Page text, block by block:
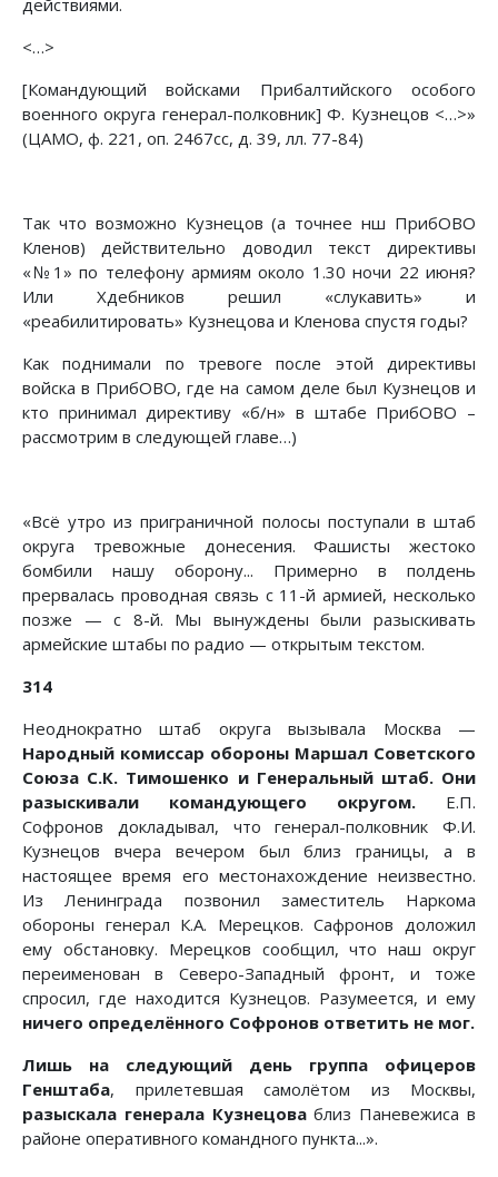
действиями.
<…>
[Командующий войсками Прибалтийского особого
военного округа генерал-полковник] Ф. Кузнецов <…>»
(ЦАМО, ф. 221, оп. 2467сс, д. 39, лл. 77-84)
Так что возможно Кузнецов (а точнее нш ПрибОВО
Кленов) действительно доводил текст директивы
«№1» по телефону армиям около 1.30 ночи 22 июня?
Или Хдебников решил «слукавить» и
«реабилитировать» Кузнецова и Кленова спустя годы?
Как поднимали по тревоге после этой директивы
войска в ПрибОВО, где на самом деле был Кузнецов и
кто принимал директиву «б/н» в штабе ПрибОВО –
рассмотрим в следующей главе…)
«Всё утро из приграничной полосы поступали в штаб
округа тревожные донесения. Фашисты жестоко
бомбили нашу оборону... Примерно в полдень
прервалась проводная связь с 11-й армией, несколько
позже — с 8-й. Мы вынуждены были разыскивать
армейские штабы по радио — открытым текстом.
314
Неоднократно штаб округа вызывала Москва —
Народный комиссар обороны Маршал Советского
Союза С.К. Тимошенко и Генеральный штаб. Они
разыскивали командующего округом. Е.П.
Софронов докладывал, что генерал-полковник Ф.И.
Кузнецов вчера вечером был близ границы, а в
настоящее время его местонахождение неизвестно.
Из Ленинграда позвонил заместитель Наркома
обороны генерал К.А. Мерецков. Сафронов доложил
ему обстановку. Мерецков сообщил, что наш округ
переименован в Северо-Западный фронт, и тоже
спросил, где находится Кузнецов. Разумеется, и ему
ничего определённого Софронов ответить не мог.
Лишь на следующий день группа офицеров
Генштаба, прилетевшая самолётом из Москвы,
разыскала генерала Кузнецоваблиз Паневежиса в
районе оперативного командного пункта...».